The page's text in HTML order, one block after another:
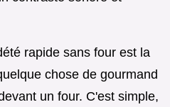
rapide sans four est la
chose de gourmand
un four. C'est simple,